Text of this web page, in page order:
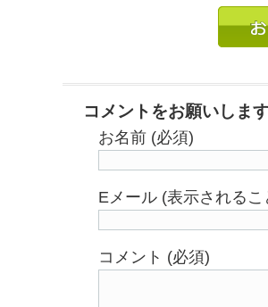
コメントをお願いしま
お名前 (必須)
Eメール (表示される
コメント (必須)